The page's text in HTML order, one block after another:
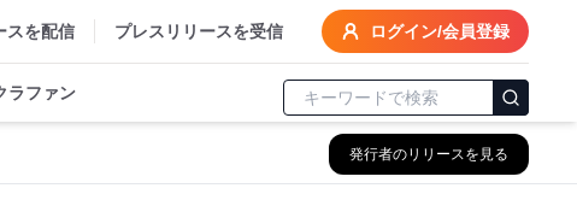
スを配信 プレスリリースを受信 ログイン/会員登録
ラファン
発行者のリリースを見る